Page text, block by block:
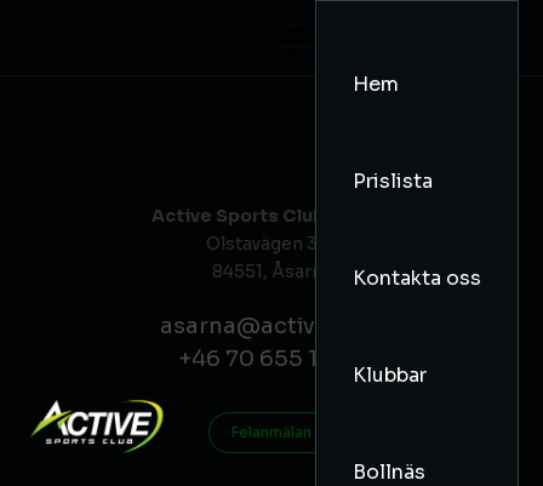
Hem
Prislista
Kontakta oss
Klubbar
Bollnäs
Active Sports Club Åsarna
Olstavägen 35c
84551, Åsarna
asarna@activesc.se
+46 70 655 15 45
Felanmälan